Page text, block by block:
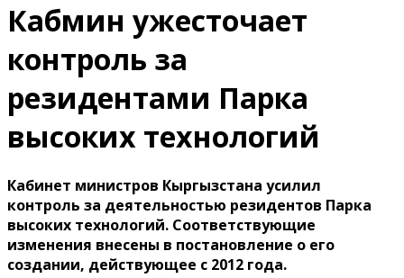
Кабмин ужесточает
контроль за
резидентами Парка
высоких технологий
Кабинет министров Кыргызстана усилил
контроль за деятельностью резидентов Парка
высоких технологий. Соответствующие
изменения внесены в постановление о его
создании, действующее с 2012 года.